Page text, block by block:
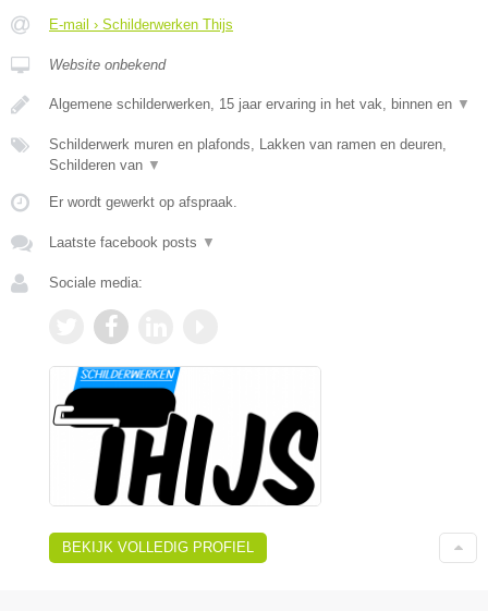
E-mail › Schilderwerken Thijs
Website onbekend
Algemene schilderwerken, 15 jaar ervaring in het vak, binnen en ▼
Schilderwerk muren en plafonds, Lakken van ramen en deuren,
Schilderen van ▼
Er wordt gewerkt op afspraak.
Laatste facebook posts ▼
Sociale media:
BEKIJK VOLLEDIG PROFIEL